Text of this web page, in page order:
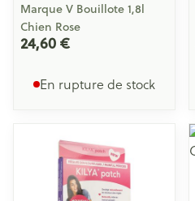
Marque V Bouillote 1,8l
Chien Rose
24,60 €
En rupture de stock